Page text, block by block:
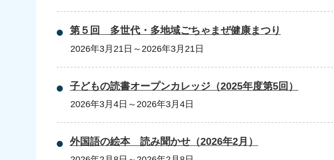
第５回 多世代・多地域ごちゃまぜ健康まつり
2026年3月21日 ～ 2026年3月21日
子どもの読書オープンカレッジ（2025年度第5回）
2026年3月4日 ～ 2026年3月4日
外国語の絵本 読み聞かせ（2026年2月）